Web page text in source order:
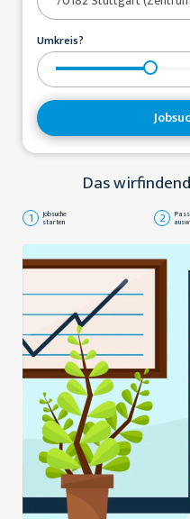
Umkreis?
Das
1 Jobsuche
starten 2